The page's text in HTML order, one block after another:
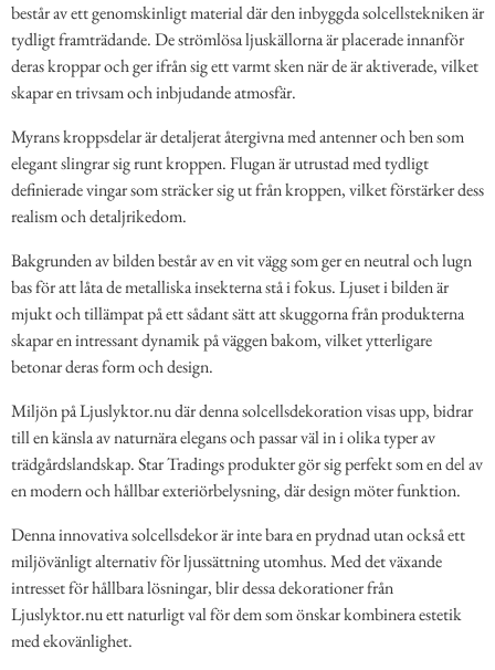
består av ett genomskinligt material där den inbyggda solcellstekniken är
tydligt framträdande. De strömlösa ljuskällorna är placerade innanför
deras kroppar och ger ifrån sig ett varmt sken när de är aktiverade, vilket
skapar en trivsam och inbjudande atmosfär.
Myrans kroppsdelar är detaljerat återgivna med antenner och ben som
elegant slingrar sig runt kroppen. Flugan är utrustad med tydligt
definierade vingar som sträcker sig ut från kroppen, vilket förstärker dess
realism och detaljrikedom.
Bakgrunden av bilden består av en vit vägg som ger en neutral och lugn
bas för att låta de metalliska insekterna stå i fokus. Ljuset i bilden är
mjukt och tillämpat på ett sådant sätt att skuggorna från produkterna
skapar en intressant dynamik på väggen bakom, vilket ytterligare
betonar deras form och design.
Miljön på Ljuslyktor.nu där denna solcellsdekoration visas upp, bidrar
till en känsla av naturnära elegans och passar väl in i olika typer av
trädgårdslandskap. Star Tradings produkter gör sig perfekt som en del av
en modern och hållbar exteriörbelysning, där design möter funktion.
Denna innovativa solcellsdekor är inte bara en prydnad utan också ett
miljövänligt alternativ för ljussättning utomhus. Med det växande
intresset för hållbara lösningar, blir dessa dekorationer från
Ljuslyktor.nu ett naturligt val för dem som önskar kombinera estetik
med ekovänlighet.